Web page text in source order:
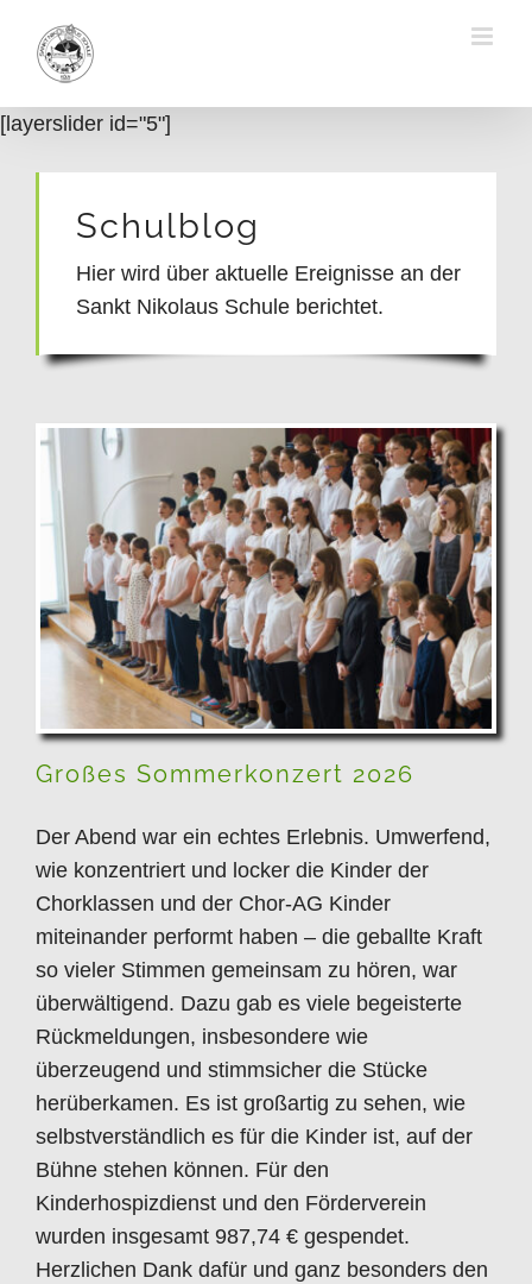
content
[layerslider id="5"]
Schulblog
Hier wird über aktuelle Ereignisse an der
Sankt Nikolaus Schule berichtet.
Großes Sommerkonzert 2026
Großes Sommerkonzert 2026
Der Abend war ein echtes Erlebnis. Umwerfend,
wie konzentriert und locker die Kinder der
Chorklassen und der Chor-AG Kinder
miteinander performt haben – die geballte Kraft
so vieler Stimmen gemeinsam zu hören, war
überwältigend. Dazu gab es viele begeisterte
Rückmeldungen, insbesondere wie
überzeugend und stimmsicher die Stücke
herüberkamen. Es ist großartig zu sehen, wie
selbstverständlich es für die Kinder ist, auf der
Bühne stehen können. Für den
Kinderhospizdienst und den Förderverein
wurden insgesamt 987,74 € gespendet.
Herzlichen Dank dafür und ganz besonders den